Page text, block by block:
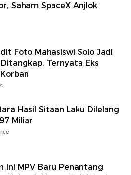
Saham SpaceX Anjlok
Foto Mahasiswi Solo Jadi
Ternyata Eks
Hasil Sitaan Laku Dilelang
Miliar
Ini MPV Baru Penantang